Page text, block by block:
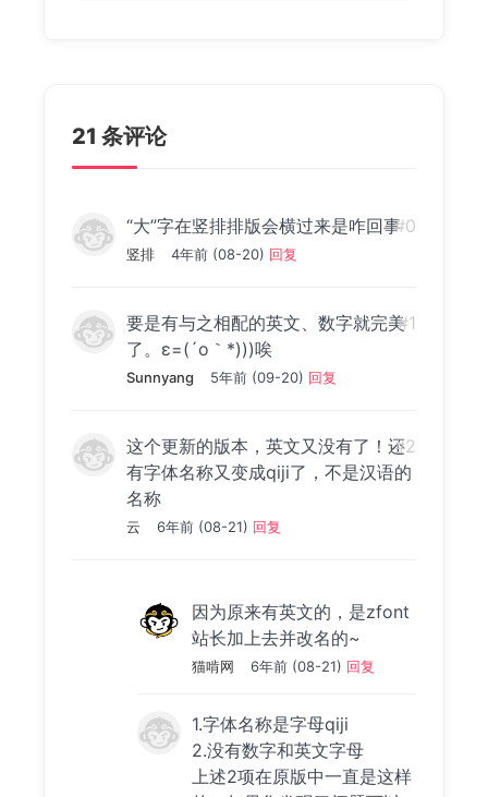
21 条评论
“大”字在竖排排版会横过来是咋回事
竖排 4年前 (08-20) 回复
#0
要是有与之相配的英文、数字就完美
了。ε=(´ο｀*)))唉
Sunnyang 5年前 (09-20) 回复
#1
这个更新的版本，英文又没有了！还
有字体名称又变成qiji了，不是汉语的
名称
云 6年前 (08-21) 回复
#2
因为原来有英文的，是zfont
站长加上去并改名的~
猫啃网 6年前 (08-21) 回复
1.字体名称是字母qiji
2.没有数字和英文字母
上述2项在原版中一直是这样